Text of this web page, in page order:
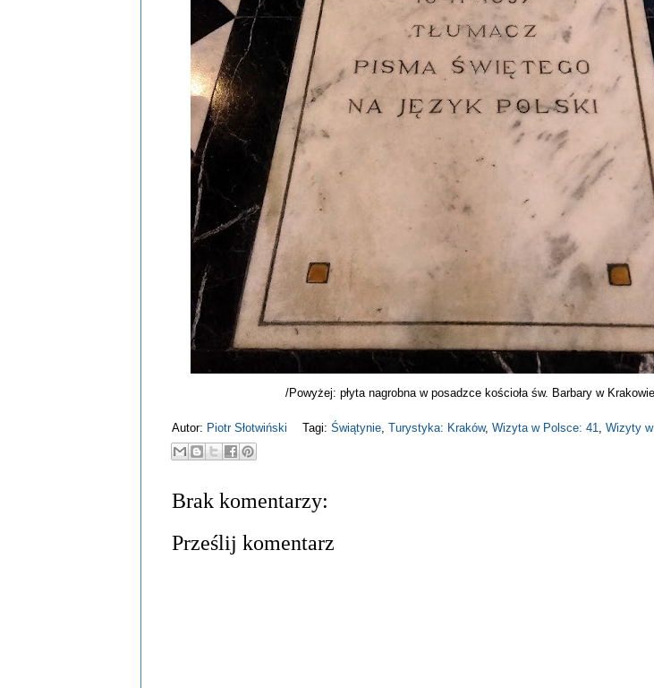
/Powyżej: płyta nagrobna w posadzce kościoła św. Barbary w
Autor: Piotr Słotwiński Tagi: Świątynie Turystyka: Kraków, Wizyta w Polsce: 41 Wizyty
Brak komentarzy:
Prześlij komentarz